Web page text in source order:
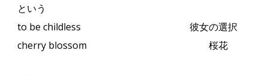
という
to be childless 彼女の選択
cherry blossom
桜花